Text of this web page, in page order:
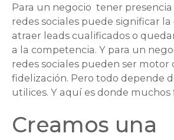
Para un negocio tener
redes sociales puede significar
atraer leads cualificados o
a la competencia. Y para un
redes sociales pueden ser motor
fidelización. Pero todo depende
utilices. Y aquí es donde muchos
Creamos una